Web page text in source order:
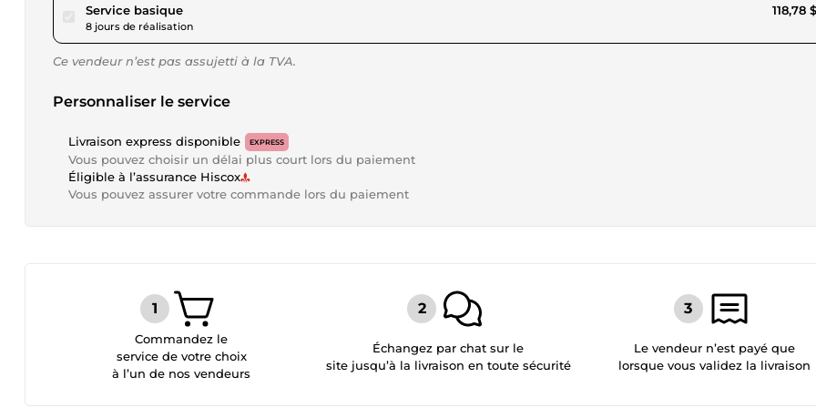
Service basiquepour 109,47 $US
8 jours de réalisation
118,78
Ce vendeur n’est pas assujetti à la TVA.
Personnaliser le service
Livraison express disponible EXPRESS
Vous pouvez choisir un délai plus court lors du paiement
Éligible à l’assurance Hiscox
Vous pouvez assurer votre commande lors du paiement
Commandez le
service de votre choix
à l’un de nos vendeurs
Échangez par chat sur le
site jusqu’à la livraison en toute sécurité
Le vendeur n’est payé que
lorsque vous validez la livraison